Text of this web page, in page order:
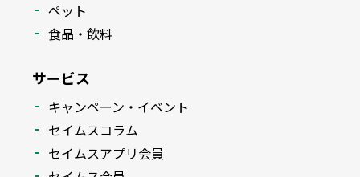
ペット
食品・飲料
サービス
キャンペーン・イベント
セイムスコラム
セイムスアプリ会員